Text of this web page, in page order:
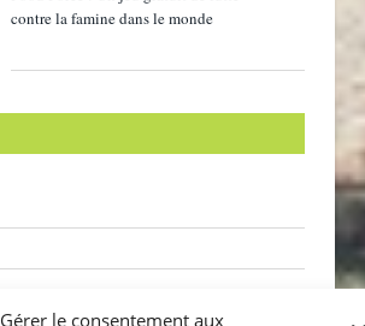
Gérer le consentement aux
contre la famine dans le monde